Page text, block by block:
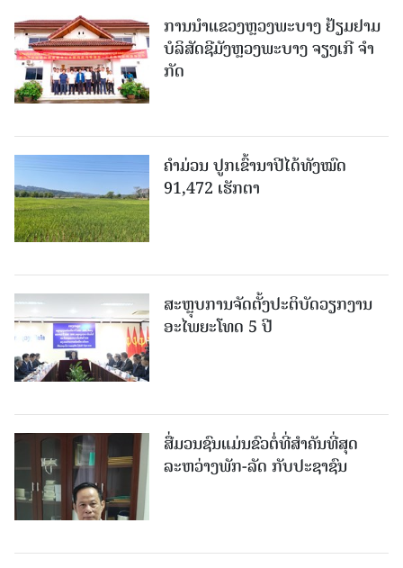
ການນຳແຂວງຫຼວງພະບາງ ຢ້ຽມ​ຢາມ
ບໍ​ລິ​ສັດຊີມັງຫຼວງພະບາງ ຈຽງເກີ ຈໍາ
ກັດ
ຄໍາມ່ວນ ປູກເຂົ້ານາປີໄດ້ທັງໝົດ
91,472 ເຮັກຕາ
ສະຫຼຸບການຈັດຕັ້ງປະຕິບັດວຽກງານ
ອະໄພຍະໂທດ 5 ປີ
ສື່ມວນຊົນແມ່ນຂົວຕໍ່ທີ່ສໍາຄັນທີ່ສຸດ
ລະຫວ່າງພັກ-ລັດ ກັບປະຊາຊົນ